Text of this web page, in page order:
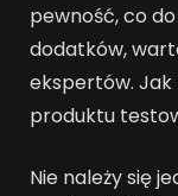
pewność, co
dodatków,
ekspertów. Jak
produktu
Nie należy się